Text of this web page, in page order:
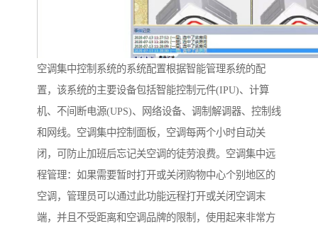
空调集中控制系统的系统配置根据智能管理系统的配
置，该系统的主要设备包括智能控制元件(IPU)、计算
机、不间断电源(UPS)、网络设备、调制解调器、控制线
和网线。空调集中控制面板，空调每两个小时自动关
闭，可防止加班后忘记关空调的徒劳浪费。空调集中远
程管理：如果需要暂时打开或关闭购物中心个别地区的
空调，管理员可以通过此功能远程打开或关闭空调末
端，并且不受距离和空调品牌的限制，使用起来非常方